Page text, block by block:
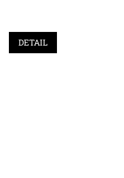
DETAIL